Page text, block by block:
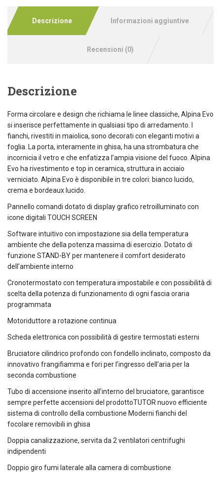
Descrizione Informazioni aggiuntive
Recensioni (0)
Descrizione
Forma circolare e design che richiama le linee classiche, Alpina Evo
si inserisce perfettamente in qualsiasi tipo di arredamento. I
fianchi, rivestiti in maiolica, sono decorati con eleganti motivi a
foglia. La porta, interamente in ghisa, ha una strombatura che
incornicia il vetro e che enfatizza l’ampia visione del fuoco. Alpina
Evo ha rivestimento e top in ceramica, struttura in acciaio
verniciato. Alpina Evo è disponibile in tre colori: bianco lucido,
crema e bordeaux lucido.
Pannello comandi dotato di display grafico retroilluminato con
icone digitali TOUCH SCREEN
Software intuitivo con impostazione sia della temperatura
ambiente che della potenza massima di esercizio. Dotato di
funzione STAND-BY per mantenere il comfort desiderato
dell’ambiente interno
Cronotermostato con temperatura impostabile e con possibilità di
scelta della potenza di funzionamento di ogni fascia oraria
programmata
Motoriduttore a rotazione continua
Scheda elettronica con possibilità di gestire termostati esterni
Bruciatore cilindrico profondo con fondello inclinato, composto da
innovativo frangifiamma e fori per l’ingresso dell’aria per la
seconda combustione
Tubo di accensione inserito all’interno del bruciatore, garantisce
sempre perfette accensioni del prodottoTUTOR nuovo efficiente
sistema di controllo della combustione Moderni fianchi del
focolare removibili in ghisa
Doppia canalizzazione, servita da 2 ventilatori centrifughi
indipendenti
Doppio giro fumi laterale alla camera di combustione